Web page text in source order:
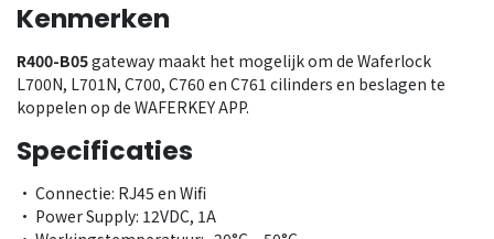
Kenmerken
R400-B05gateway maakt het mogelijk om de Waferlock
L700N, L701N, C700, C760 en C761 cilinders en beslagen te
koppelen op de WAFERKEY APP.
Specificaties
• Connectie: RJ45 en Wifi
• Power Supply: 12VDC, 1A